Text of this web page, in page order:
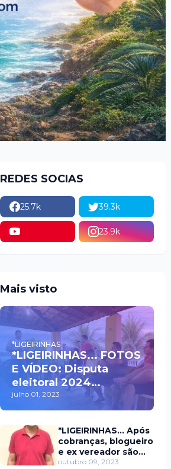
REDES SOCIAS
25.7k 39.3k
23.9k
Mais visto
*LIGEIRINHAS
*LIGEIRINHAS... FOTOS
E VÍDEO: Disputa
eleitoral 2024
movimenta políticos
da oposição em Itaú na
escolha do candidato
a prefeito
julho 01, 2023
*LIGEIRINHAS... Após
cobranças, blogueiro
e ex vereador são
xingados pelo
outubro 09, 2023